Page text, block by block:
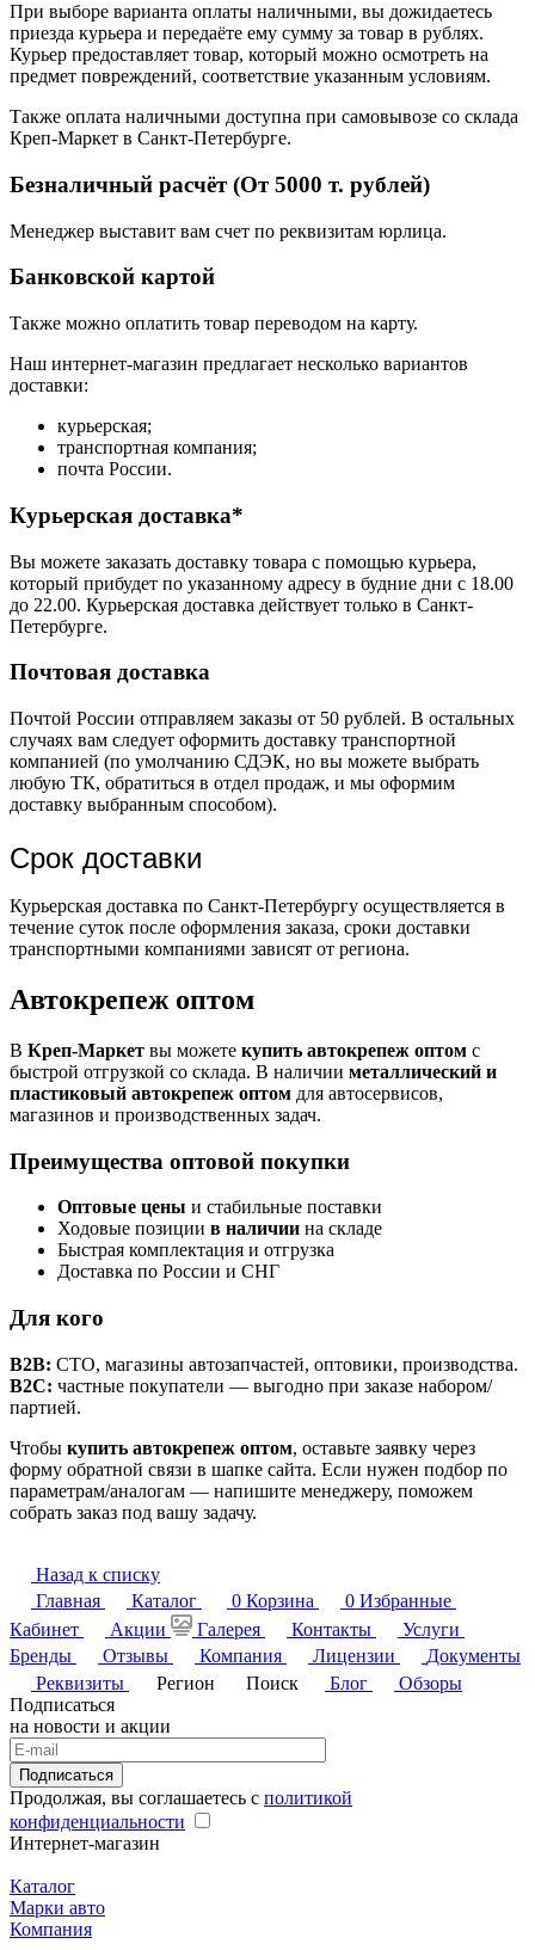
При выборе варианта оплаты наличными, вы дожидаетесь
приезда курьера и передаёте ему сумму за товар в рублях.
Курьер предоставляет товар, который можно осмотреть на
предмет повреждений, соответствие указанным условиям.
Также оплата наличными доступна при самовывозе со склада
Креп-Маркет в Санкт-Петербурге.
Безналичный расчёт (От 5000 т. рублей)
Менеджер выставит вам счет по реквизитам юрлица.
Банковской картой
Также можно оплатить товар переводом на карту.
Наш интернет-магазин предлагает несколько вариантов
доставки:
курьерская;
транспортная компания;
почта России.
Курьерская доставка*
Вы можете заказать доставку товара с помощью курьера,
который прибудет по указанному адресу в будние дни с 18.00
до 22.00. Курьерская доставка действует только в Санкт-
Петербурге.
Почтовая доставка
Почтой России отправляем заказы от 50 рублей. В остальных
случаях вам следует оформить доставку транспортной
компанией (по умолчанию СДЭК, но вы можете выбрать
любую ТК, обратиться в отдел продаж, и мы оформим
доставку выбранным способом).
Срок доставки
Курьерская доставка по Санкт-Петербургу осуществляется в
течение суток после оформления заказа, сроки доставки
транспортными компаниями зависят от региона.
Автокрепеж оптом
В Креп-Маркет вы можете купить автокрепеж оптом с
быстрой отгрузкой со склада. В наличии металлический и
пластиковый автокрепеж оптом для автосервисов,
магазинов и производственных задач.
Преимущества оптовой покупки
Оптовые цены и стабильные поставки
Ходовые позиции в наличии на складе
Быстрая комплектация и отгрузка
Доставка по России и СНГ
Для кого
B2B: СТО, магазины автозапчастей, оптовики, производства.
B2C: частные покупатели — выгодно при заказе набором/
партией.
Чтобы купить автокрепеж оптом, оставьте заявку через
форму обратной связи в шапке сайта. Если нужен подбор по
параметрам/аналогам — напишите менеджеру, поможем
собрать заказ под вашу задачу.
Назад к списку
Главная
Каталог 0 Корзина 0 Избранные
Кабинет
Акции Галерея Контакты
Услуги
Бренды
Отзывы Компания Лицензии
Документы
Реквизиты
Регион Поиск Блог
Обзоры
Подписаться
на новости и акции
Подписаться
Продолжая, вы соглашаетесь с политикой
конфиденциальности
Интернет-магазин
Каталог
Марки авто
Компания